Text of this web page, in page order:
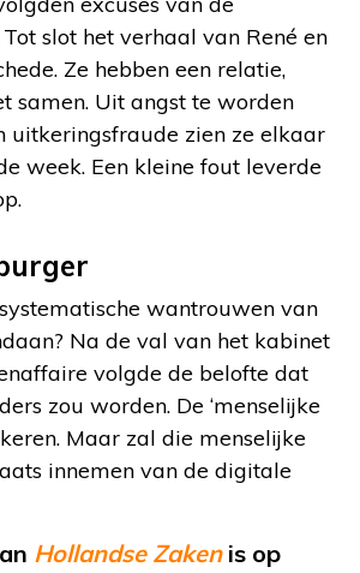
slot het verhaal van René en
Ze hebben een relatie,
samen. Uit angst te worden
uitkeringsfraude zien ze elkaar
week. Een kleine fout leverde
wantrouwen van
Na de val van het kabinet
volgde de belofte dat
zou worden. De ‘menselijke
Maar zal die menselijke
innemen van de digitale
Hollandse Zakenis op